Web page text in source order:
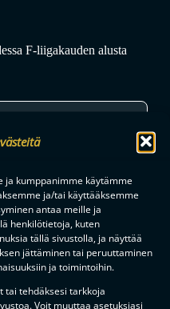
ja kumppanimme käytämme
ja/tai käyttääksemme
antaa meille ja
henkilötietoja, kuten
tällä sivustolla, ja näyttää
jättäminen tai peruuttaminen
ja toimintoihin.
tai tehdäksesi tarkkoja
Voit muuttaa asetuksiasi
F-liigakauden alusta